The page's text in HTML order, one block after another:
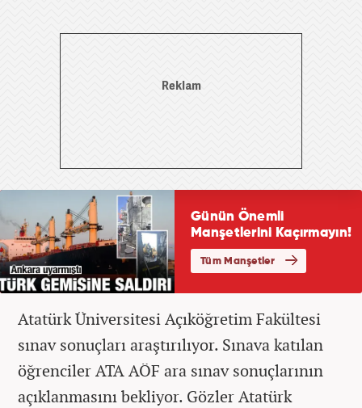
Atatürk Üniversitesi Açıköğretim Fakültesi
sınav sonuçları araştırılıyor. Sınava katılan
öğrenciler ATA AÖF ara sınav sonuçlarının
açıklanmasını bekliyor. Gözler Atatürk